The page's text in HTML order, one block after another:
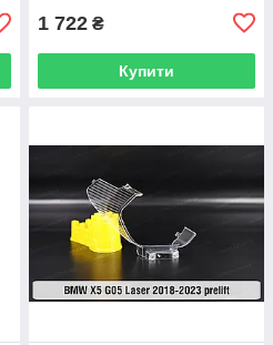
1 722 ₴
Купити